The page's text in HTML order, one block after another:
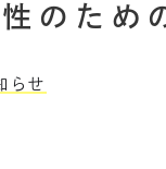
性のた
らせ